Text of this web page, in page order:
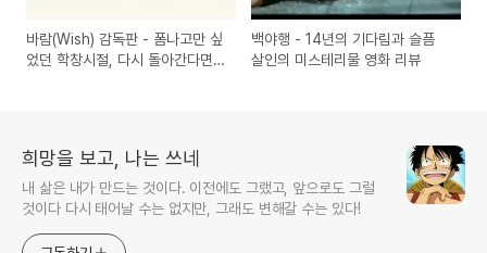
바람(Wish) 감독판 - 폼나고만 싶
었던 학창시절, 다시 돌아간다면
백야행 - 14년의 기다림과 슬픔
살인의 미스테리물 영화 리뷰
희망을 보고, 나는 쓰네
내 삶은 내가 만드는 것이다. 이전에도 그랬고, 앞으로도 그럴
것이다 다시 태어날 수는 없지만, 그래도 변해갈 수는 있다!